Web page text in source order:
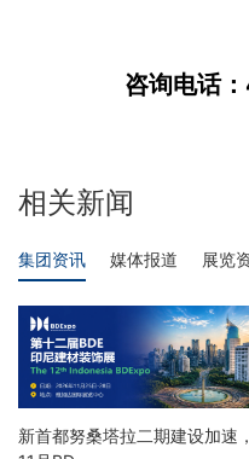
咨询电话
相关新闻
集团资讯 媒体报道 展览
新首都努桑塔拉二期建设加速，